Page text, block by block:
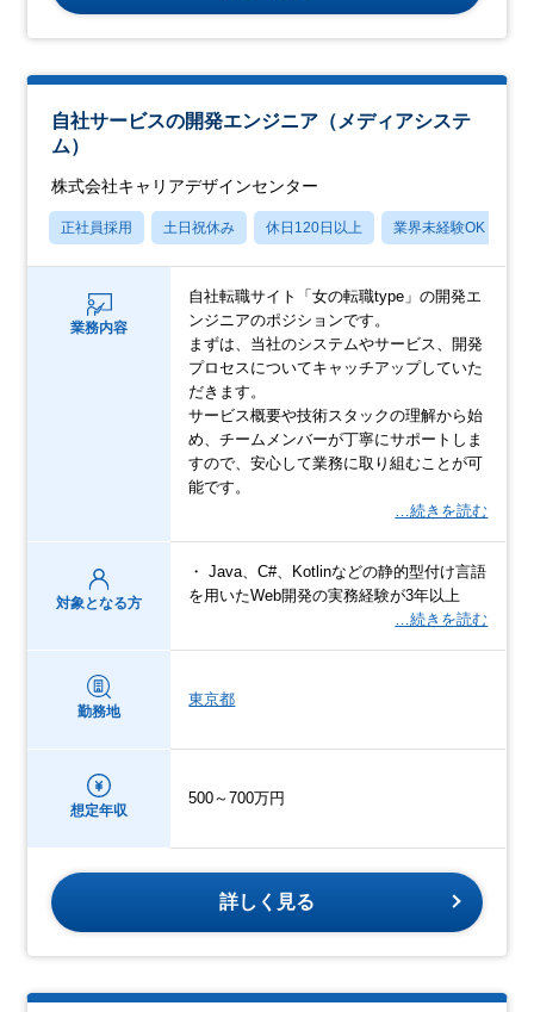
自社サービスの開発エンジニア（メディアシステ
ム）
株式会社キャリアデザインセンター
正社員採用 土日祝休み 休日120日以上 業界未経験OK
業務内容
自社転職サイト「女の転職type」の開発エ
ンジニアのポジションです。
まずは、当社のシステムやサービス、開発
プロセスについてキャッチアップしていた
だきます。
サービス概要や技術スタックの理解から始
め、チームメンバーが丁寧にサポートしま
すので、安心して業務に取り組むことが可
能です。
…続きを読む
対象となる方
・ Java、C#、Kotlinなどの静的型付け言語
を用いたWeb開発の実務経験が3年以上
…続きを読む
勤務地
東京都
想定年収
500～700万円
詳しく見る